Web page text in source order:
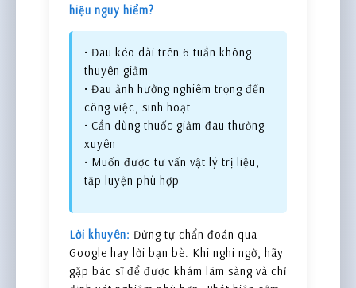
hiệu nguy hiểm?
• Đau kéo dài trên 6 tuần không
thuyên giảm
• Đau ảnh hưởng nghiêm trọng đến
công việc, sinh hoạt
• Cần dùng thuốc giảm đau thường
xuyên
• Muốn được tư vấn vật lý trị liệu,
tập luyện phù hợp
Lời khuyên: Đừng tự chẩn đoán qua
Google hay lời bạn bè. Khi nghi ngờ, hãy
gặp bác sĩ để được khám lâm sàng và chỉ